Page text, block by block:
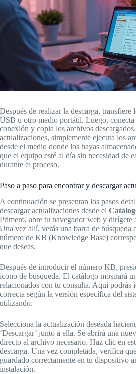
Después de realizar la descarga,
USB u otro medio portátil. Luego, conecta
conexión y copia los archivos
actualizaciones, simplemente ejecuta los
desde el medio donde los hayas
que el equipo esté al día sin necesidad de
durante el proceso.
Paso a paso para encontrar y descargar
A continuación se presentan los pasos
descargar actualizaciones desde el
Primero, abre tu navegador web y dirígete
Una vez allí, verás una barra de búsqueda
número de KB (Knowledge Base)
que deseas.
Después de introducir el número KB,
icono de búsqueda. El catálogo mostrará
relacionados con tu consulta. Aquí podrás
correcta según la versión específica del
utilizando.
Selecciona la actualización deseada
‘Descargar’ junto a ella. Se abrirá una
directo al archivo necesario. Haz clic en
descarga. Una vez completada, verifica
guardado correctamente en tu dispositivo
instalación.